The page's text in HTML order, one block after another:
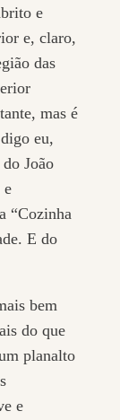
e
e, claro,
das
mas é
eu,
João
e
“Cozinha
E do
bem
do que
planalto
e